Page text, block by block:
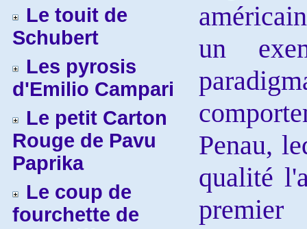
Le touit de
Schubert
Les pyrosis
d'Emilio Campari
Le petit Carton
Rouge de Pavu
Paprika
Le coup de
fourchette de
un
Penau,
qualité